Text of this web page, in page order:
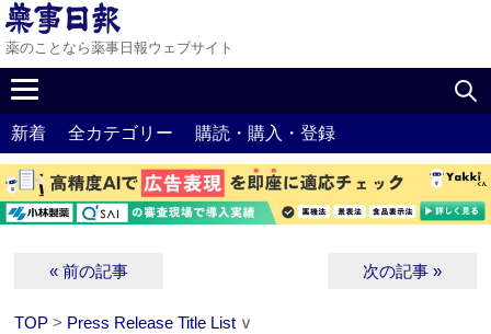
薬のことなら薬事日報ウェブサイト
新着 全カテゴリー 購読・購入・登録
« 前の記事 次の記事 »
TOP > Press Release Title List ∨